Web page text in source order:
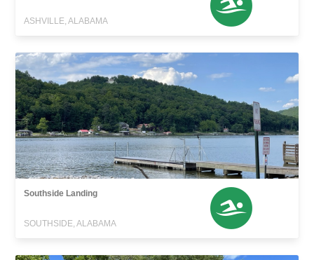
ASHVILLE, ALABAMA
Southside Landing
SOUTHSIDE, ALABAMA